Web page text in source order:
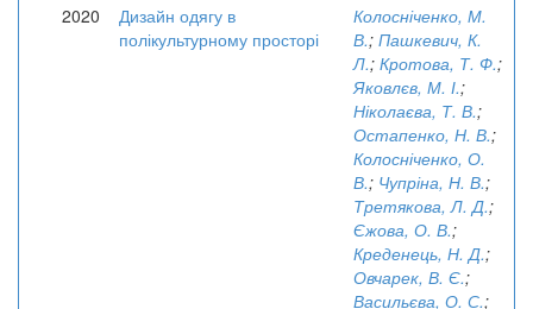
2020
Дизайн одягу в
полікультурному просторі
Колосніченко, М.
В.; Пашкевич, К.
Л.; Кротова, Т. Ф.;
Яковлєв, М. І.;
Ніколаєва, Т. В.;
Остапенко, Н. В.;
Колосніченко, О.
В.; Чупріна, Н. В.;
Третякова, Л. Д.;
Єжова, О. В.;
Креденець, Н. Д.;
Овчарек, В. Є.;
Васильєва, О. С.;